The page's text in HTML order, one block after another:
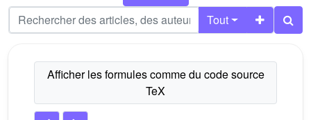
Tout